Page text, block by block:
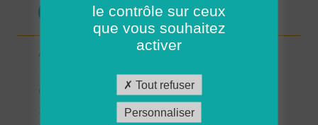
Aide à domicile - Argent/Aubigny (H/F)
le contrôle sur ceux
que vous souhaitez
activer
Tout refuser
Personnaliser